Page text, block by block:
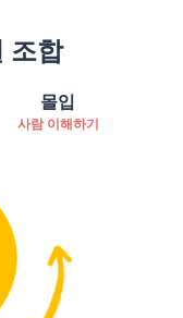
조합
몰입
사람 이해하기